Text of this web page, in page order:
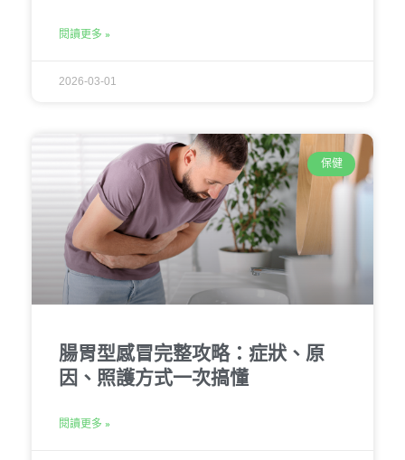
閱讀更多 »
2026-03-01
保健
腸胃型感冒完整攻略：症狀、原
因、照護方式一次搞懂
閱讀更多 »